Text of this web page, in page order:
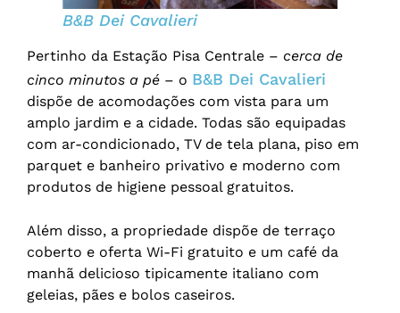
B&B Dei Cavalieri
Pertinho da Estação Pisa Centrale – cerca de
cinco minutos a pé – o B&B Dei Cavalieri
dispõe de acomodações com vista para um
amplo jardim e a cidade. Todas são equipadas
com ar-condicionado, TV de tela plana, piso em
parquet e banheiro privativo e moderno com
produtos de higiene pessoal gratuitos.
Além disso, a propriedade dispõe de terraço
coberto e oferta Wi-Fi gratuito e um café da
manhã delicioso tipicamente italiano com
geleias, pães e bolos caseiros.